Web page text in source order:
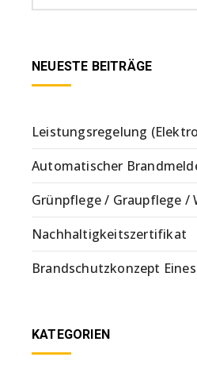
NEUESTE BEITRÄGE
Leistungsregelung
Automatischer
Grünpflege / Graupflege /
Nachhaltigkeitszertifikat
Brandschutzkonzept
KATEGORIEN